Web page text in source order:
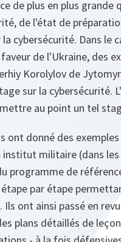
de plus en plus grande
de l'état de
cybersécurité. Dans
faveur de l'Ukraine, des
Korolylov de
sur la cybersécurité.
au point un tel
ont donné des
institut militaire (dans
programme de
étape par étape
Ils ont ainsi passé en
plans détaillés de